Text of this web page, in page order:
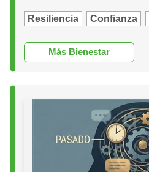
Resiliencia Confianza
Más Bienestar